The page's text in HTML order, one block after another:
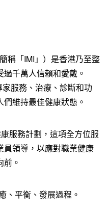
稱「IMI」）是香港乃至整
過千萬人信賴和愛戴。
服務、治療、診斷和功
們維持最佳健康狀態 。
服務計劃，這項全方位服
領導，以應對職業健康
前。
、平衡、 發展過程 。